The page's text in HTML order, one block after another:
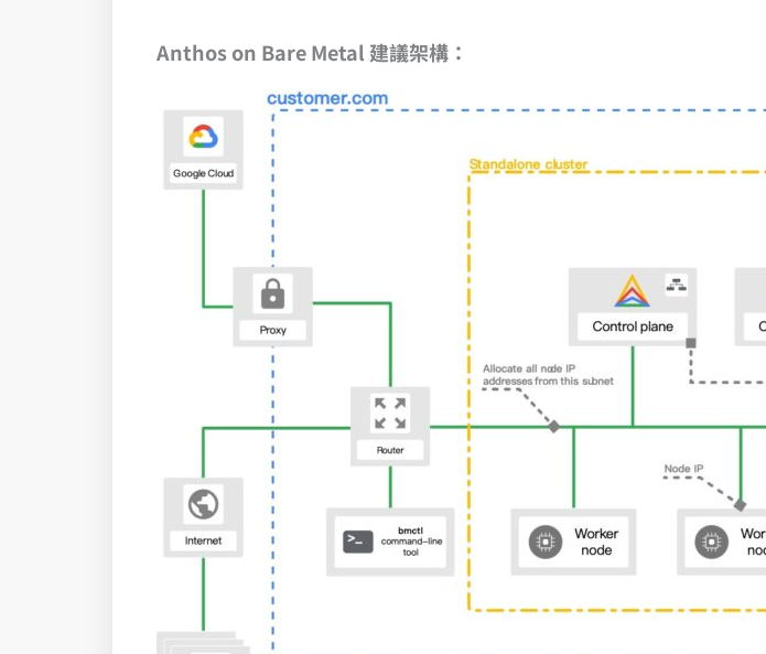
Anthos on Bare Metal 建議架構：